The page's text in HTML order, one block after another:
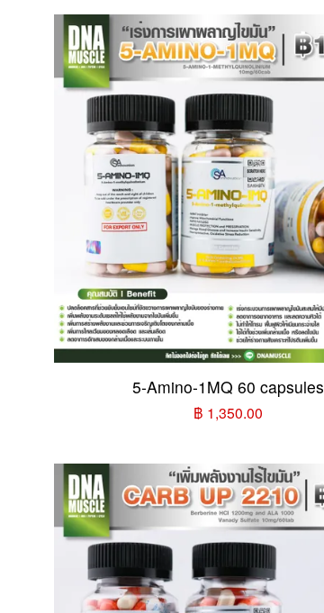
5-Amino-1MQ 60 capsules
฿ 1,350.00